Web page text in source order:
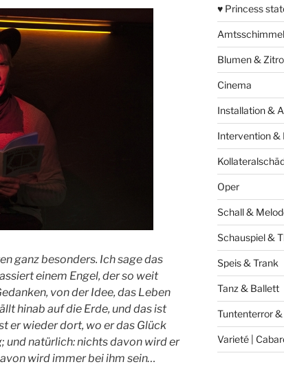
ganz besonders. Ich sage das
einem Engel, der so weit
von der Idee, das Leben
hinab auf die Erde, und das ist
er wieder dort, wo er das Glück
und natürlich: nichts davon wird er
wird immer bei ihm sein…
♥ Princess
Amtsschimmel
Blumen &
Cinema
Installation &
Intervention &
Oper
Schall &
Schauspiel &
Speis & Trank
Tanz & Ballett
Tuntenterror &
Varieté |